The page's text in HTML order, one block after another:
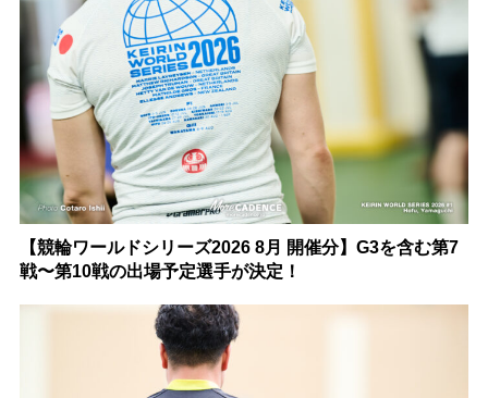
【競輪ワールドシリーズ2026 8月 開催分】G3を含む第7
戦〜第10戦の出場予定選手が決定！